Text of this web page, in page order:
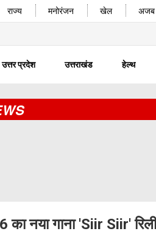
राज्य मनोरंजन खेल अजब
उत्तर प्रदेश उत्तराखंड हेल्थ
नया गाना 'Siir Siir'